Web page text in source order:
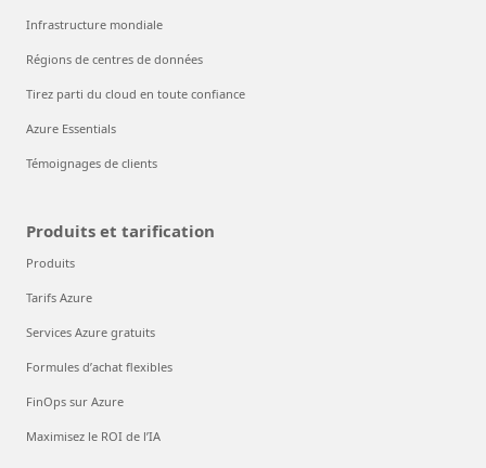
Infrastructure mondiale
Régions de centres de données
Tirez parti du cloud en toute confiance
Azure Essentials
Témoignages de clients
Produits et tarification
Produits
Tarifs Azure
Services Azure gratuits
Formules d’achat flexibles
FinOps sur Azure
Maximisez le ROI de l’IA